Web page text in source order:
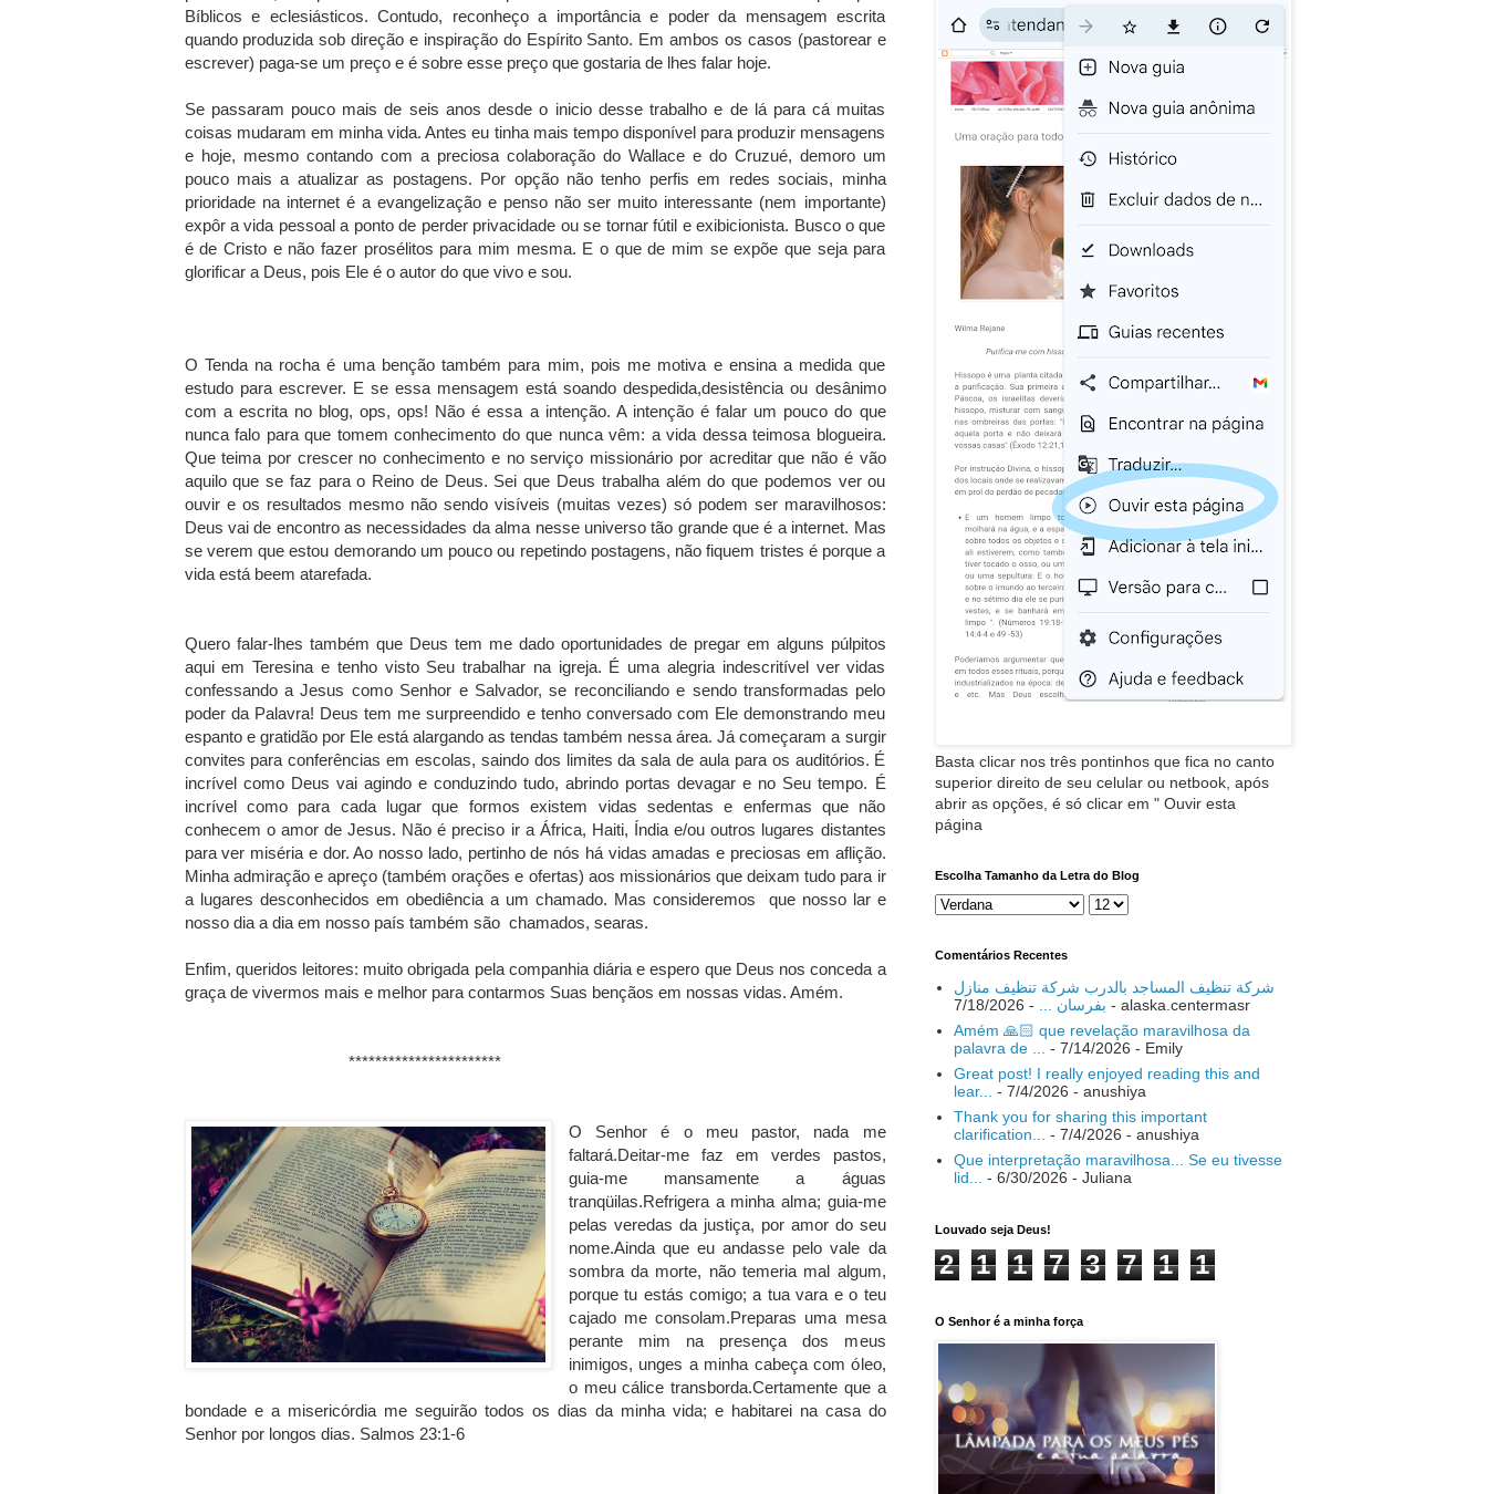
Bíblicos e eclesiásticos. Contudo, reconheço a importância e poder da mensagem escrita
quando produzida sob direção e inspiração do Espírito Santo. Em ambos os casos (pastorear e
escrever) paga-se um preço e é sobre esse preço que gostaria de lhes falar hoje.
Se passaram pouco mais de seis anos desde o inicio desse trabalho e de lá para cá muitas
coisas mudaram em minha vida. Antes eu tinha mais tempo disponível para produzir mensagens
e hoje, mesmo contando com a preciosa colaboração do Wallace e do Cruzué, demoro um
pouco mais a atualizar as postagens. Por opção não tenho perfis em redes sociais, minha
prioridade na internet é a evangelização e penso não ser muito interessante (nem importante)
expôr a vida pessoal a ponto de perder privacidade ou se tornar fútil e exibicionista. Busco o que
é de Cristo e não fazer prosélitos para mim mesma. E o que de mim se expõe que seja para
glorificar a Deus, pois Ele é o autor do que vivo e sou.
O Tenda na rocha é uma benção também para mim, pois me motiva e ensina a medida que
estudo para escrever. E se essa mensagem está soando despedida,desistência ou desânimo
com a escrita no blog, ops, ops! Não é essa a intenção. A intenção é falar um pouco do que
nunca falo para que tomem conhecimento do que nunca vêm: a vida dessa teimosa blogueira.
Que teima por crescer no conhecimento e no serviço missionário por acreditar que não é vão
aquilo que se faz para o Reino de Deus. Sei que Deus trabalha além do que podemos ver ou
ouvir e os resultados mesmo não sendo visíveis (muitas vezes) só podem ser maravilhosos:
Deus vai de encontro as necessidades da alma nesse universo tão grande que é a internet. Mas
se verem que estou demorando um pouco ou repetindo postagens, não fiquem tristes é porque a
vida está beem atarefada.
Quero falar-lhes também que Deus tem me dado oportunidades de pregar em alguns púlpitos
aqui em Teresina e tenho visto Seu trabalhar na igreja. É uma alegria indescritível ver vidas
confessando a Jesus como Senhor e Salvador, se reconciliando e sendo transformadas pelo
poder da Palavra! Deus tem me surpreendido e tenho conversado com Ele demonstrando meu
espanto e gratidão por Ele está alargando as tendas também nessa área. Já começaram a surgir
convites para conferências em escolas, saindo dos limites da sala de aula para os auditórios. É
incrível como Deus vai agindo e conduzindo tudo, abrindo portas devagar e no Seu tempo. É
incrível como para cada lugar que formos existem vidas sedentas e enfermas que não
conhecem o amor de Jesus. Não é preciso ir a África, Haiti, Índia e/ou outros lugares distantes
para ver miséria e dor. Ao nosso lado, pertinho de nós há vidas amadas e preciosas em aflição.
Minha admiração e apreço (também orações e ofertas) aos missionários que deixam tudo para ir
a lugares desconhecidos em obediência a um chamado. Mas consideremos que nosso lar e
nosso dia a dia em nosso país também são chamados, searas.
Enfim, queridos leitores: muito obrigada pela companhia diária e espero que Deus nos conceda a
graça de vivermos mais e melhor para contarmos Suas bençãos em nossas vidas. Amém.
***********************
O Senhor é o meu pastor, nada me
faltará.Deitar-me faz em verdes pastos,
guia-me mansamente a águas
tranqüilas.Refrigera a minha alma; guia-me
pelas veredas da justiça, por amor do seu
nome.Ainda que eu andasse pelo vale da
sombra da morte, não temeria mal algum,
porque tu estás comigo; a tua vara e o teu
cajado me consolam.Preparas uma mesa
perante mim na presença dos meus
inimigos, unges a minha cabeça com óleo,
o meu cálice transborda.Certamente que a
bondade e a misericórdia me seguirão todos os dias da minha vida; e habitarei na casa do
Senhor por longos dias. Salmos 23:1-6
Basta clicar nos três pontinhos que fica no canto
superior direito de seu celular ou netbook, após
abrir as opções, é só clicar em " Ouvir esta
página
Escolha Tamanho da Letra do Blog
Comentários Recentes
شركة تنظيف المساجد بالدرب شركة تنظيف منازل
بفرسان ...
- 7/18/2026
- alaska.centermasr
Amém 🙏🏻 que revelação maravilhosa da
palavra de ...
- 7/14/2026 - Emily
Great post! I really enjoyed reading this and
lear...
- 7/4/2026 - anushiya
Thank you for sharing this important
clarification...
- 7/4/2026 - anushiya
Que interpretação maravilhosa... Se eu tivesse
lid...
- 6/30/2026 - Juliana
Louvado seja Deus!
2 1 1 7 3 7 1 1
O Senhor é a minha força